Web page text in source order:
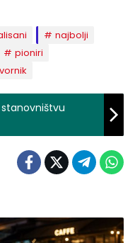
najbolji
pioniri